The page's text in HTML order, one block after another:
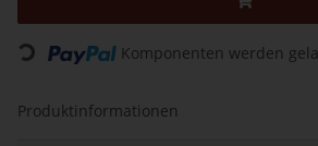
Loading... Komponenten werden
Produktinformationen